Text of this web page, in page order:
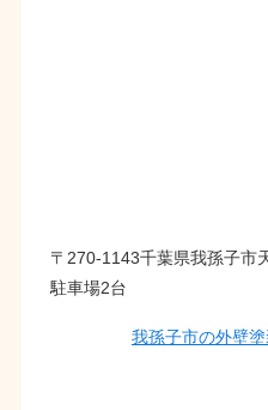
〒270-1143千葉県我孫子
駐車場2台
我孫子市の外壁